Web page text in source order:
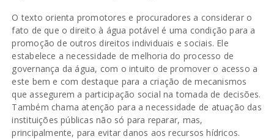
O texto orienta promotores e procuradores a considerar o
fato de que o direito à água potável é uma condição para a
promoção de outros direitos individuais e sociais. Ele
estabelece a necessidade de melhoria do processo de
governança da água, com o intuito de promover o acesso a
este bem e com destaque para a criação de mecanismos
que assegurem a participação social na tomada de decisões.
Também chama atenção para a necessidade de atuação das
instituições públicas não só para reparar, mas,
principalmente, para evitar danos aos recursos hídricos.